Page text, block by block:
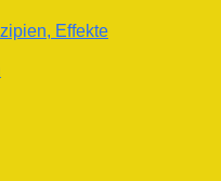
Effekte